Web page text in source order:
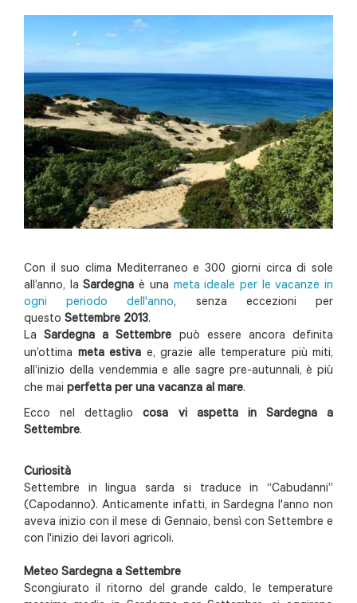
Con il suo clima Mediterraneo e 300 giorni circa di sole
all’anno, laSardegna è una meta ideale per le vacanze in
ogni periodo dell'anno, senza eccezioni per
questo Settembre 2013.
LaSardegna a Settembre può essere ancora definita
un’ottima meta estiva e, grazie alle temperature più miti,
all’inizio della vendemmia e alle sagre pre-autunnali, è più
che mai perfetta per una vacanza al mare.
Ecco nel dettagliocosa vi aspetta in Sardegna a
Settembre.
Curiosità
Settembre in lingua sarda si traduce in “Cabudanni”
(Capodanno). Anticamente infatti, in Sardegna l'anno non
aveva inizio con il mese di Gennaio, bensì con Settembre e
con l'inizio dei lavori agricoli.
Meteo Sardegna a Settembre
Scongiurato il ritorno del grande caldo, le temperature